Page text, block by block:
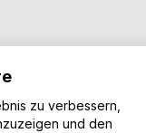
zu verbessern,
und den